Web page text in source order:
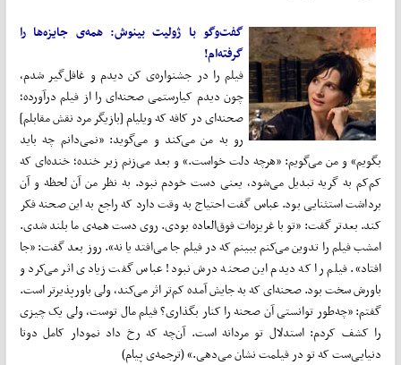
گفت‌وگو با ژولیت بینوش: همه‌ی جایزه‌ها را
گرفته‌ام!
فیلم را در جشنواره‌ی کن دیدم و غافل‌گیر شدم،
چون دیدم کیارستمی صحنه‌ای را از فیلم درآورده؛
صحنه‌ای در کافه که ویلیام [بازیگر مرد نقش مقابلم]
رو به من می‌کند و می‌گوید: «نمی‌دانم چه باید
بگویم» و من می‌گویم: «هرچه دلت خواست.» و بعد می‌زنم زیر خنده؛ خنده‌ای که
کم‌کم به گریه تبدیل می‌شود، یعنی دست خودم نبود. به نظر من آن لحظه و آن
برداشت استثنایی بود. عباس گفت احتیاج به وقت دارد که راجع به این صحنه فکر
کند. بعدتر گفت: «تو با غریزه‌ات فوق‌العاده بودی. روی دست همه‌ی ما بلند شدی.
امشب فیلم را تدوین می‌کنم ببینم که در فیلم جا می‌افتد یا نه». روز بعد گفت: «جا
افتاد». فیلم را که دیدم این صحنه درش نبود! عباس گفت زیادی اثر می‌کرد و
باورش سخت بود. صحنه‌ای که به جایش آمده کم‌تر اثر می‌کند، ولی باورپذیرتر است.
گفتم: «چه‌طور توانستی آن صحنه را کنار بگذاری؟ فیلم مال توست، ولی یک چیزی
را کشف کردم: استدلال تو مردانه است. آن‌چه که رخ داد نمودار کامل دوتا
دنیایی‌ست که تو در فیلمت نشان می‌دهی.» (ترجمه‌ی پیام)